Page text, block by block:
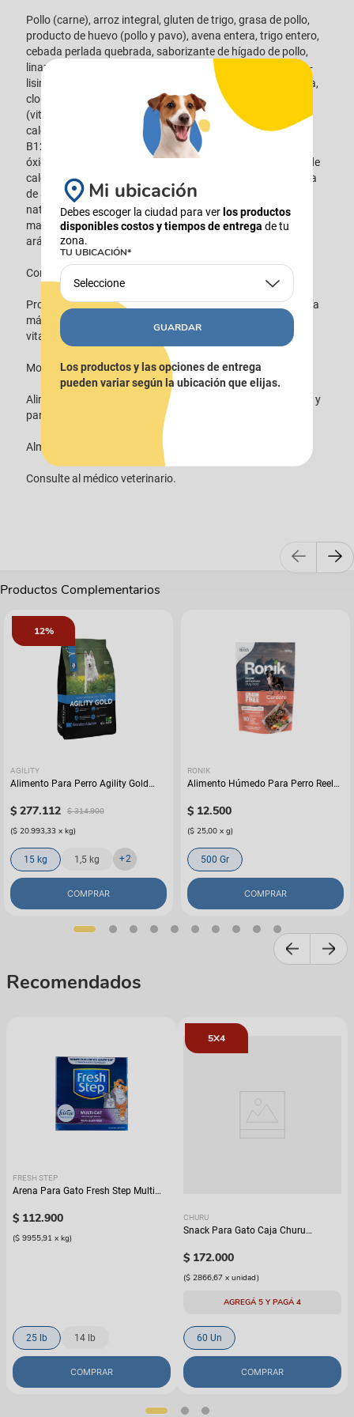
Pollo (carne), arroz integral, gluten de trigo, grasa de pollo,
producto de huevo (pollo y pavo), avena entera, trigo entero,
cebada perlada quebrada, saborizante de hígado de pollo,
linaza, sulfato de calcio, ácido láctico, aceite de pescado, L-
lisina, cloruro de potasio, carbonato de calcio, DL-metionina,
cloruro de colina, tripolifosfato de sodio, taurina, vitaminas
(vitamina E, vitamina C, niacina, tiamina, pantotenato de
calcio, piridoxina, vitamina A, riboflavina, biotina, vitamina
B12, ácido fólico, vitamina D3), minerales (sulfato ferroso,
óxido de zinc, sulfato de cobre, óxido manganoso, yodato de
calcio, selenito de sodio), sal yodada, fosfato dicálcico, fibra
de avena, tocoferoles mixtos para la frescura, sabores
naturales (romero, té verde y menta verde), óxido de
magnesio, beta caroteno, manzanas, brócoli, zanahorias,
arándanos y guisantes verdes.
Composición.
Proteína cruda mín. 33 %, grasa cruda mín. 19 %, fibra cruda
máx. 3,5 %, humedad máx. 8 %, vitamina E mín. 525 UI/kg,
vitamina C mín. 85 mg/kg, DHA mín. 0,1 %.
Modo de uso.
Alimento balanceado para gatitos hasta 12 meses de edad y
para gatas gestantes o lactantes.
Almacenar en un lugar fresco y seco.
Consulte al médico veterinario.
Productos Complementarios
12%
AGILITY
Alimento Para Perro Agility Gold
$ 277.112 $ 314.900
($ 20.993,33 x kg)
15 kg 1,5 kg +2
COMPRAR
RONIK
Alimento Húmedo Para Perro Reelds
$ 12.500
($ 25,00 x g)
500 Gr
COMPRAR
Recomendados
FRESH STEP
Arena Para Gato Fresh Step Multi
$ 112.900
($ 9955,91 x kg)
25 lb 14 lb
COMPRAR
5X4
CHURU
Snack Para Gato Caja Churu
$ 172.000
($ 2866,67 x unidad)
AGREGÁ 5 Y PAGÁ 4
60 Un
COMPRAR
Mi ubicación
Debes escoger la ciudad para ver los productos
disponibles costos y tiempos de entrega de tu
zona.
TU UBICACIÓN*
Seleccione
GUARDAR
Los productos y las opciones de entrega
pueden variar según la ubicación que elijas.